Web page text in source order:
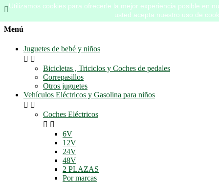
Utilizamos cookies para ofrecerle la mejor experiencia posible en
usted acepta nuestro uso de

Menú
Juguetes de bebé y niños
 
Bicicletas , Triciclos y Coches de pedales
Correpasillos
Otros juguetes
Vehículos Eléctricos y Gasolina para niños
 
Coches Eléctricos
 
6V
12V
24V
48V
2 PLAZAS
Por marcas